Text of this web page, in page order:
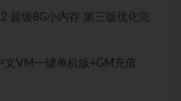
超级8G小内存 第三版优化完
文VM一键单机版+GM充值